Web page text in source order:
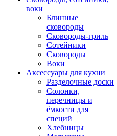
воки
Блинные
сковороды
Сковороды-гриль
Сотейники
Сковороды
Воки
Аксессуары для кухни
Разделочные доски
Солонки,
перечницы и
ёмкости для
специй
Хлебницы